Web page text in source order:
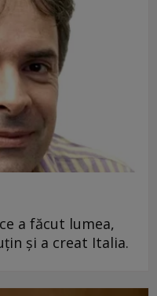
a făcut lumea,
și a creat Italia.